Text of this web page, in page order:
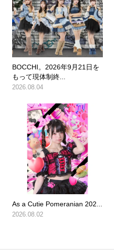
BOCCHI。2026年9月21日を
もって現体制終...
2026.08.04
As a Cutie Pomeranian 202...
2026.08.02